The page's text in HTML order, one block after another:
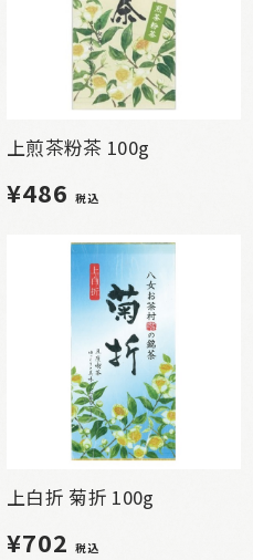
上煎茶粉茶 100g
¥486税込
上白折 菊折 100g
¥702税込